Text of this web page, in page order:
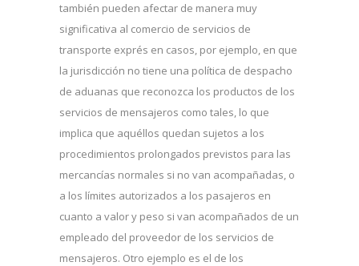
también pueden afectar de manera muy
significativa al comercio de servicios de
transporte exprés en casos, por ejemplo, en que
la jurisdicción no tiene una política de despacho
de aduanas que reconozca los productos de los
servicios de mensajeros como tales, lo que
implica que aquéllos quedan sujetos a los
procedimientos prolongados previstos para las
mercancías normales si no van acompañadas, o
a los límites autorizados a los pasajeros en
cuanto a valor y peso si van acompañados de un
empleado del proveedor de los servicios de
mensajeros. Otro ejemplo es el de los